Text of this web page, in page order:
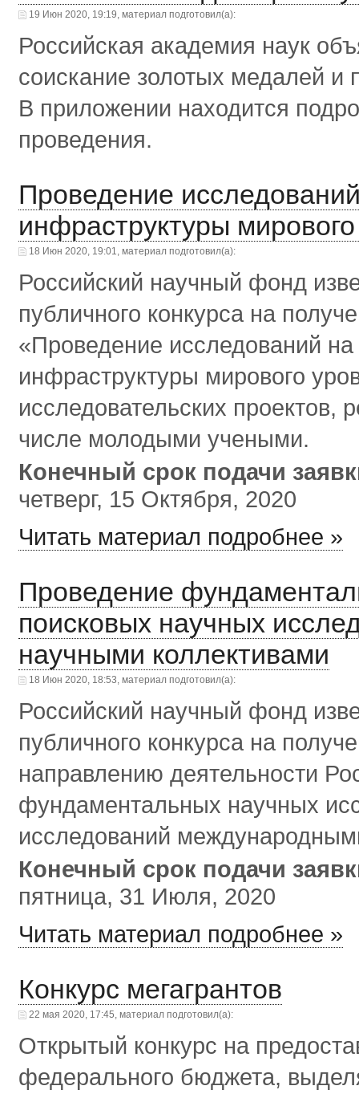
19 Июн 2020, 19:19, материал подготовил(а):
Российская академия наук
соискание золотых медалей
В приложении находится
проведения.
Проведение
инфраструктуры
18 Июн 2020, 19:01, материал подготовил(а):
Российский научный фонд
публичного конкурса на
«Проведение исследований
инфраструктуры мирового
исследовательских
числе молодыми учеными.
Конечный срок подачи
четверг, 15 Октября, 2020
Читать материал подробнее »
Проведение
поисковых научных
научными коллективами
18 Июн 2020, 18:53, материал подготовил(а):
Российский научный фонд
публичного конкурса на
направлению деятельности
фундаментальных научных
исследований
Конечный срок подачи
пятница, 31 Июля, 2020
Читать материал подробнее »
Конкурс мегагрантов
22 мая 2020, 17:45, материал подготовил(а):
Открытый конкурс на
федерального бюджета,